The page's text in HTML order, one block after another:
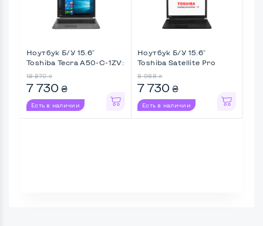
Ноутбук Б/У 15.6"
Toshiba Tecra A50-C-1ZV:
12 270 ₴
7 730 ₴
Есть в наличии
Ноутбук Б/У 15.6"
Toshiba Satellite Pro
8 988 ₴
7 730 ₴
Есть в наличии